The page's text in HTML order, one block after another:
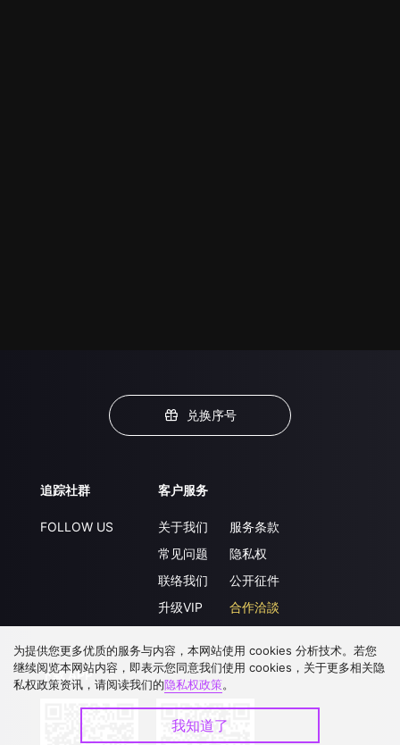
兑换序号
追踪社群
FOLLOW US
客户服务
关于我们
常见问题
联络我们
升级VIP
服务条款
隐私权
公开征件
合作洽談
下载 APP
为提供您更多优质的服务与内容，本网站使用 cookies 分析技术。若您
继续阅览本网站内容，即表示您同意我们使用 cookies，关于更多相关隐
私权政策资讯，请阅读我们的隐私权政策。
我知道了